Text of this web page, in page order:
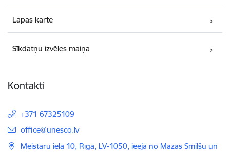
Lapas karte
Sīkdatņu izvēles maiņa
Kontakti
+371 67325109
E-pasts:
office@unesco.lv
Meistaru iela 10, Rīga, LV-1050, ieeja no Mazās Smilšu un